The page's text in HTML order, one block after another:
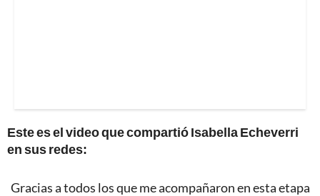
Este es el video que compartió Isabella Echeverri
en sus redes:
Gracias a todos los que me acompañaron en esta etapa